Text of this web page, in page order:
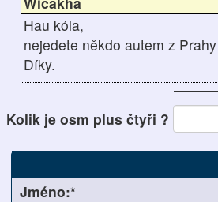
Hau kóla,
nejedete někdo autem z
Díky.
Kolik je osm plus čtyři ?
Jméno:*